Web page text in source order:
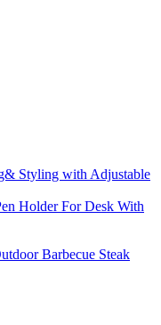
Styling with Adjustable
Holder For Desk With
Barbecue Steak